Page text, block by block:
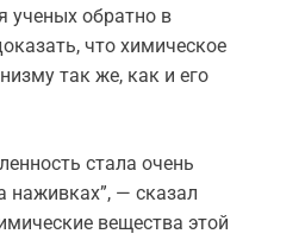
ученых обратно в
что химическое
так же, как и его
стала очень
наживках”, — сказал
вещества этой